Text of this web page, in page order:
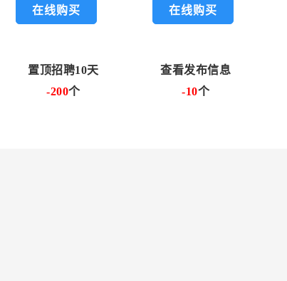
在线购买
在线购买
置顶招聘10天
查看发布信息
-200个 -10个